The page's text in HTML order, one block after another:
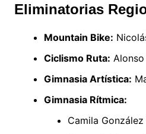
Eliminatorias
Mountain Bike:
Ciclismo Ruta:
Gimnasia Artística:
Gimnasia Rítmica:
Camila